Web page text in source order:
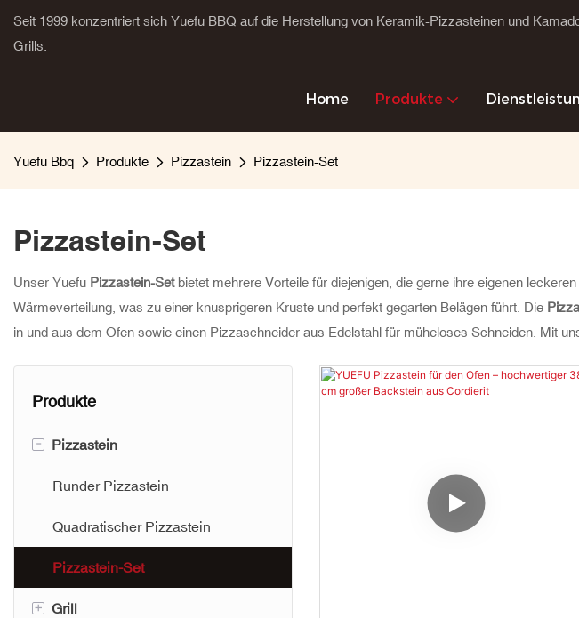
Seit 1999 konzentriert sich Yuefu BBQ auf die Herstellung von Keramik-Pizzasteinen und
Grills.
Home Produkte
Yuefu Bbq Produkte Pizzastein Pizzastein-Set
Pizzastein-Set
Unser Yuefu Pizzastein-Set bietet mehrere Vorteile für diejenigen, die gerne ihre eigenen
Wärmeverteilung, was zu einer knusprigeren Kruste und perfekt gegarten Belägen führt. Die
in und aus dem Ofen sowie einen Pizzaschneider aus Edelstahl für müheloses Schneiden. Mit
Produkte
- Pizzastein
Runder Pizzastein
Quadratischer Pizzastein
Pizzastein-Set
+ Grill